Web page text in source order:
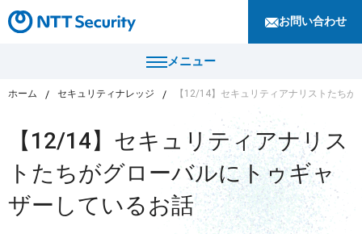
お問い合わせ
メニュー
製品・サービス
セキュリティコンサルティング・教育・相談
導入事例
ホーム セキュリティナレッジ 【12/14】セキュリティアナリストたち
【12/14】セキュリティアナリス
トたちがグローバルにトゥギャ
ザーしているお話